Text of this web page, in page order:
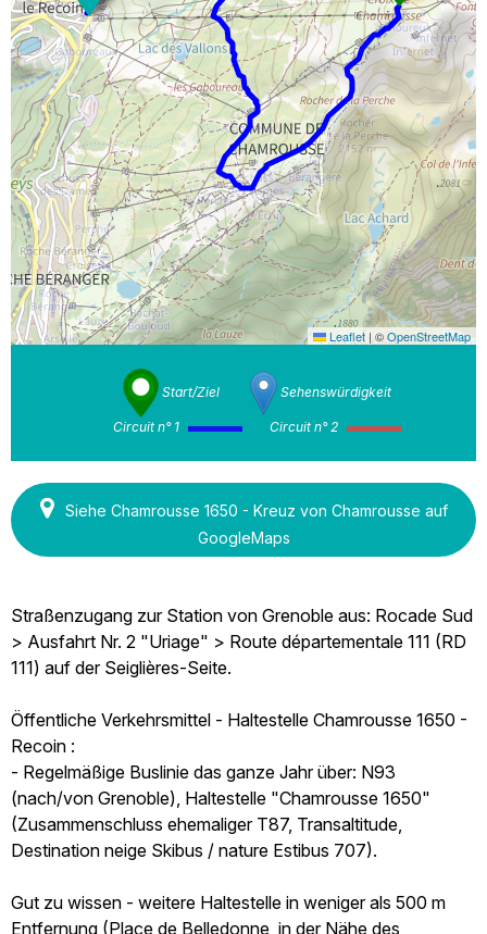
Leaflet | ©OpenStreetMap
Start/Ziel Sehenswürdigkeit
Circuit n° 1 Circuit n° 2
Siehe Chamrousse 1650 - Kreuz von Chamrousse auf
GoogleMaps
Straßenzugang zur Station von Grenoble aus: Rocade Sud
> Ausfahrt Nr. 2 "Uriage" > Route départementale 111 (RD
111) auf der Seiglières-Seite.
Öffentliche Verkehrsmittel - Haltestelle Chamrousse 1650 -
Recoin :
- Regelmäßige Buslinie das ganze Jahr über: N93
(nach/von Grenoble), Haltestelle "Chamrousse 1650"
(Zusammenschluss ehemaliger T87, Transaltitude,
Destination neige Skibus / nature Estibus 707).
Gut zu wissen - weitere Haltestelle in weniger als 500 m
Entfernung (Place de Belledonne, in der Nähe des